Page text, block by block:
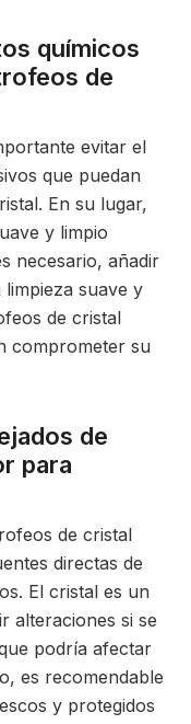
químicos
de
evitar el
que puedan
En su lugar,
y limpio
necesario, añadir
suave y
de cristal
comprometer su
de
para
de cristal
directas de
El cristal es un
alteraciones si se
podría afectar
es recomendable
y protegidos